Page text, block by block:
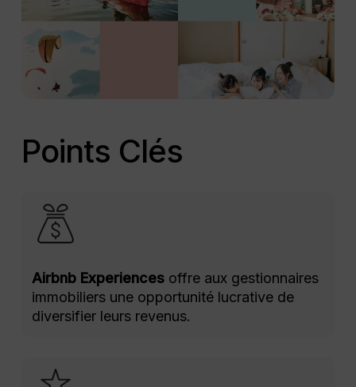
Points Clés
Airbnb Experiences offre aux gestionnaires
immobiliers une opportunité lucrative de
diversifier leurs revenus.